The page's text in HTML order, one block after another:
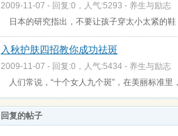
2009-11-07 - 回复:0，人气:5293 - 养生与励志
日本的研究指出，不要让孩子穿太小太紧的鞋
入秋护肤四招教你成功祛斑
2009-11-07 - 回复:0，人气:5434 - 养生与励志
人们常说，“十个女人九个斑”，在美丽标准里
回复的帖子